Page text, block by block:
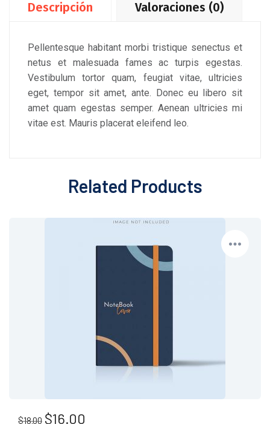
Descripción Valoraciones (0)
Pellentesque habitant morbi tristique senectus et
netus et malesuada fames ac turpis egestas.
Vestibulum tortor quam, feugiat vitae, ultricies
eget, tempor sit amet, ante. Donec eu libero sit
amet quam egestas semper. Aenean ultricies mi
vitae est. Mauris placerat eleifend leo.
Related Products
$18.00 Original
$16.00